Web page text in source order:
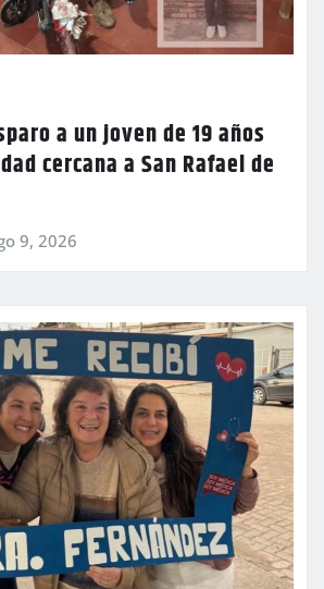
a un joven de 19 años
cercana a San Rafael de
9, 2026